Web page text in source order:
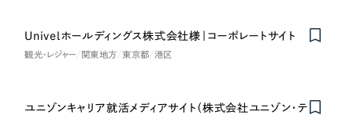
マーケティングDX支援
LP（ランディングページ） （28件）
キャンペーン・プロモーションサイト
その他 （1件）
Univelホールディングス株式会社様｜コーポレートサイト
観光・レジャー 関東地方 東京都 港区
ユニゾンキャリア就活メディアサイト（株式会社ユニゾン・テ